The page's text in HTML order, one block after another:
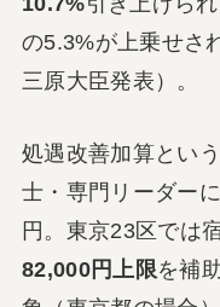
の5.3%が上乗せさ
三原大臣発表）。
処遇改善加算とい
士・専門リーダー
円。東京23区では
82,000円上限を補